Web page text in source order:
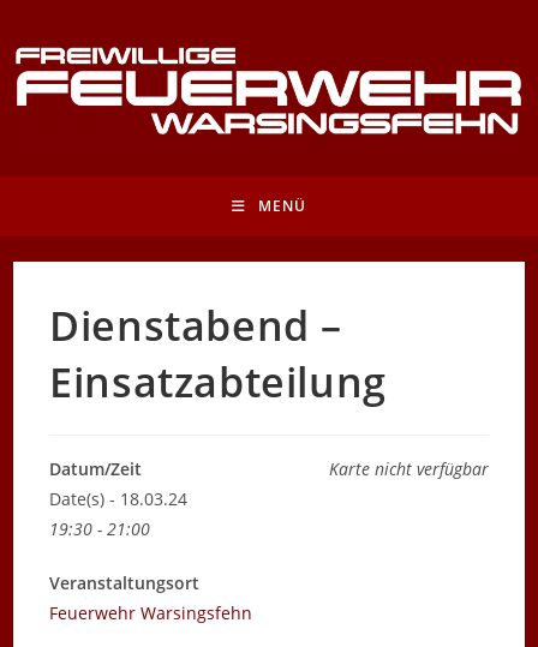
Inhalt
springen
MENÜ
Dienstabend –
Einsatzabteilung
Karte nicht verfügbar
Datum/Zeit
Date(s) - 18.03.24
19:30 - 21:00
Veranstaltungsort
Feuerwehr Warsingsfehn